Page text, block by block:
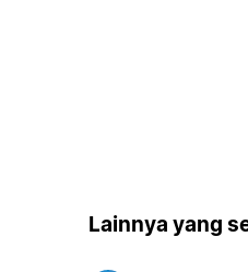
Lainnya yang